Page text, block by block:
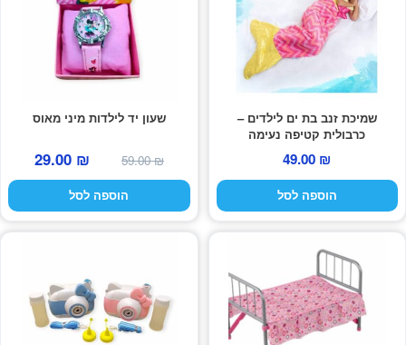
שמיכת זנב בת ים לילדים –
כרבולית קטיפה נעימה
49.00 ₪
הוספה לסל
שעון יד לילדות מיני מאוס
59.00₪
המחיר
המקורי
היה:
29.00 ₪
הוא:
הוספה לסל
מספר
סוגים.